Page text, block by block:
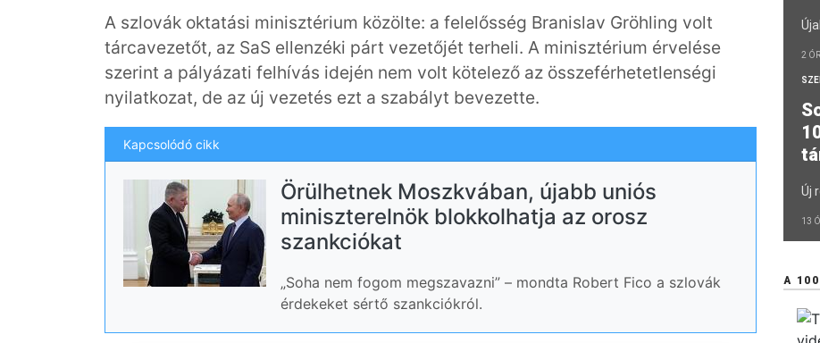
A szlovák oktatási minisztérium közölte: a felelősség Branislav Gröhling volt
tárcavezetőt, az SaS ellenzéki párt vezetőjét terheli. A minisztérium érvelése
szerint a pályázati felhívás idején nem volt kötelező az összeférhetetlenségi
nyilatkozat, de az új vezetés ezt a szabályt bevezette.
Kapcsolódó cikk
Örülhetnek Moszkvában, újabb uniós
miniszterelnök blokkolhatja az orosz
szankciókat
„Soha nem fogom megszavazni” – mondta Robert Fico a szlovák
érdekeket sértő szankciókról.
2
Új
13
A